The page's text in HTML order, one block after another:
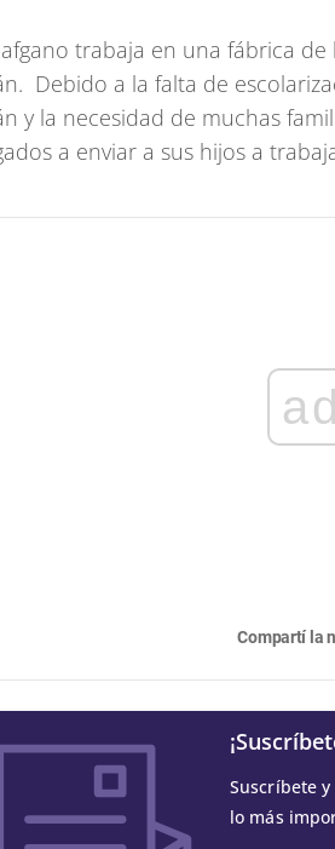
trabaja en una fábrica de
Debido a la falta de
y la necesidad de muchas
a enviar a sus hijos a
ad
Compartí la
Suscríbete
lo más